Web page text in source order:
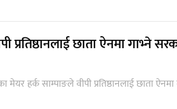
प्रतिष्ठानलाई छाता ऐनमा गाभ्ने
हर्क साम्पाङले वीपी प्रतिष्ठानलाई छाता